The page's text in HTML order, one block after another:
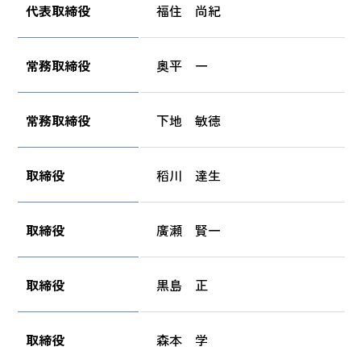
代表取締役 福住 尚紀
常務取締役 奧平 一
常務取締役 下地 敏徳
取締役 稻川 達生
取締役 廣瀬 賢一
取締役 黒島 正
取締役 森本 学